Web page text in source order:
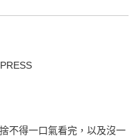
不得一口氣看完，以及沒一